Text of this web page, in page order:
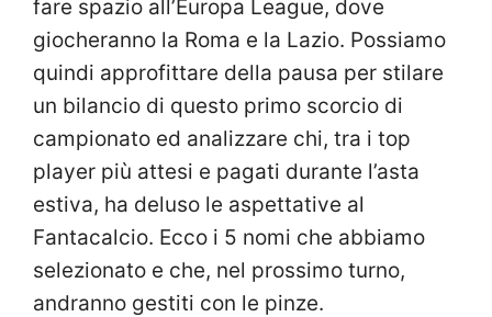
fare spazio all’Europa League, dove
giocheranno la Roma e la Lazio. Possiamo
quindi approfittare della pausa per stilare
un bilancio di questo primo scorcio di
campionato ed analizzare chi, tra i top
player più attesi e pagati durante l’asta
estiva, ha deluso le aspettative al
Fantacalcio. Ecco i 5 nomi che abbiamo
selezionato e che, nel prossimo turno,
andranno gestiti con le pinze.